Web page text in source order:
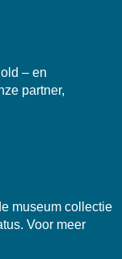
– en
onze partner,
museum collectie
. Voor meer